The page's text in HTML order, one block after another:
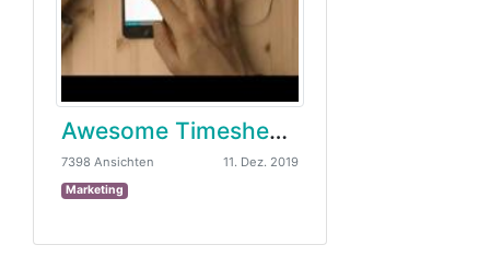
Awesome Timesheet von Odoo
7398 Ansichten 11. Dez. 2019
Marketing